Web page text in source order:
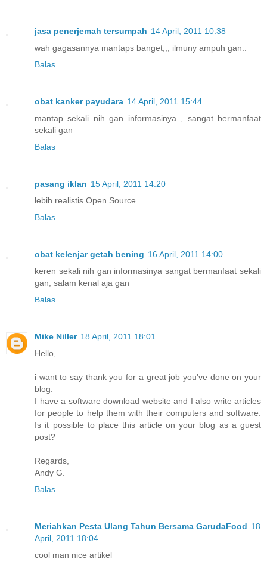
jasa penerjemah tersumpah 14 April, 2011 10:38
wah gagasannya mantaps banget,,, ilmuny ampuh gan..
Balas
obat kanker payudara 14 April, 2011 15:44
mantap sekali nih gan informasinya , sangat bermanfaat
sekali gan
Balas
pasang iklan 15 April, 2011 14:20
lebih realistis Open Source
Balas
obat kelenjar getah bening 16 April, 2011 14:00
keren sekali nih gan informasinya sangat bermanfaat sekali
gan, salam kenal aja gan
Balas
Mike Niller 18 April, 2011 18:01
Hello,
i want to say thank you for a great job you've done on your
blog.
I have a software download website and I also write articles
for people to help them with their computers and software.
Is it possible to place this article on your blog as a guest
post?
Regards,
Andy G.
Balas
Meriahkan Pesta Ulang Tahun Bersama GarudaFood 18
April, 2011 18:04
cool man nice artikel